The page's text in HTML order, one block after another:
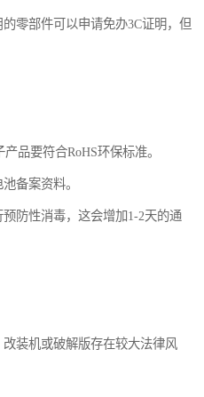
零部件可以申请免办3C证明，但
品要符合RoHS环保标准。
备案资料。
防性消毒，这会增加1-2天的通
装机或破解版存在较大法律风